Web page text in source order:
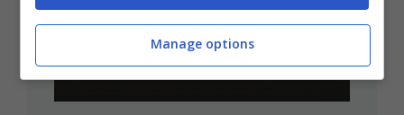
Montesilvano, Inaugurazione
Dell’opera ‘Meraviglia’ Alla
Stazione
Manage options